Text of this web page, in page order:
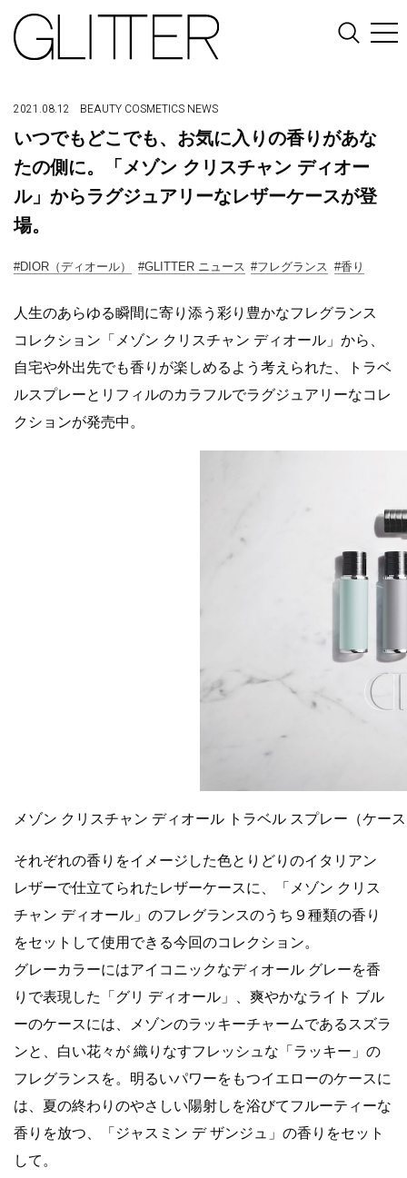
2021.08.12 BEAUTY COSMETICS NEWS
いつでもどこでも、お気に入りの香りがあな
たの側に。「メゾン クリスチャン ディオー
ル」からラグジュアリーなレザーケースが登
場。
#DIOR（ディオール） #GLITTER ニュース #フレグランス #香り
人生のあらゆる瞬間に寄り添う彩り豊かなフレグランス
コレクション「メゾン クリスチャン ディオール」から、
自宅や外出先でも香りが楽しめるよう考えられた、トラベ
ルスプレーとリフィルのカラフルでラグジュアリーなコレ
クションが発売中。
メゾン クリスチャン ディオール トラベル スプレー（ケー
それぞれの香りをイメージした色とりどりのイタリアン
レザーで仕立てられたレザーケースに、「メゾン クリス
チャン ディオール」のフレグランスのうち９種類の香り
をセットして使用できる今回のコレクション。
グレーカラーにはアイコニックなディオール グレーを香
りで表現した「グリ ディオール」、爽やかなライト ブル
ーのケースには、メゾンのラッキーチャームであるスズラ
ンと、白い花々が 織りなすフレッシュな「ラッキー」の
フレグランスを。明るいパワーをもつイエローのケースに
は、夏の終わりのやさしい陽射しを浴びてフルーティーな
香りを放つ、「ジャスミン デ ザンジュ」の香りをセット
して。